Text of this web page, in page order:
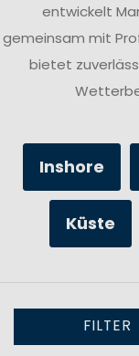
entwickelt
gemeinsam mit
bietet
Inshore
Küste
FILTER